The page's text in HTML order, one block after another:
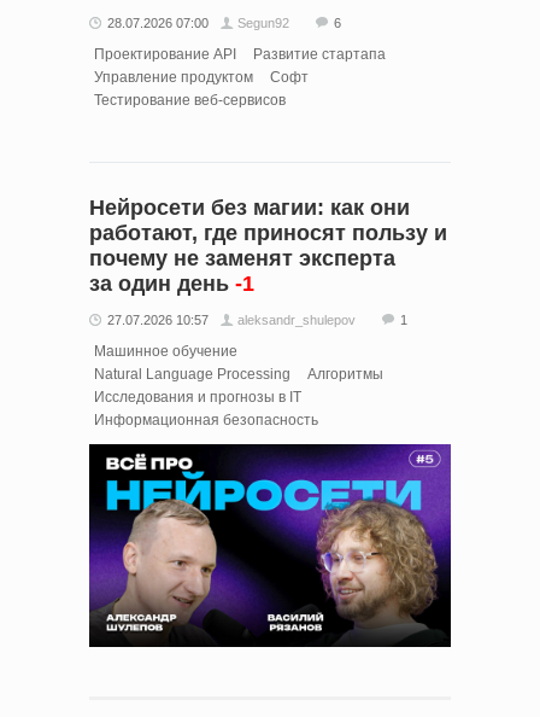
28.07.2026 07:00 Segun92 6
Проектирование API
Развитие стартапа
Управление продуктом
Софт
Тестирование веб-сервисов
Нейросети без магии: как они
работают, где приносят пользу и
почему не заменят эксперта
за один день -1
27.07.2026 10:57 aleksandr_shulepov 1
Машинное обучение
Natural Language Processing
Алгоритмы
Исследования и прогнозы в IT
Информационная безопасность